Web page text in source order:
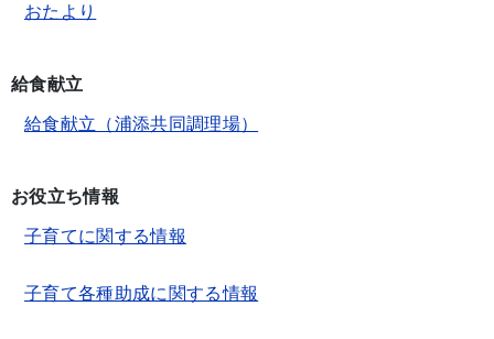
おたより
給食献立
給食献立（浦添共同調理場）
お役立ち情報
子育てに関する情報
子育て各種助成に関する情報